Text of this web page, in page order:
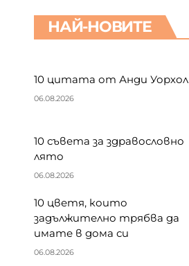
НАЙ-НОВИТЕ
10 цитата от Анди Уорхол
06.08.2026
10 съвета за здравословно
лято
06.08.2026
10 цветя, които
задължително трябва да
имате в дома си
06.08.2026